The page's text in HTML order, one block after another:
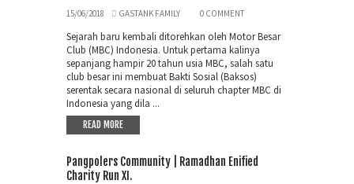
15/06/2018 GASTANK FAMILY 0 COMMENT
Sejarah baru kembali ditorehkan oleh Motor Besar
Club (MBC) Indonesia. Untuk pertama kalinya
sepanjang hampir 20 tahun usia MBC, salah satu
club besar ini membuat Bakti Sosial (Baksos)
serentak secara nasional di seluruh chapter MBC di
Indonesia yang dila ...
READ MORE
Pangpolers Community | Ramadhan Enified
Charity Run XI.